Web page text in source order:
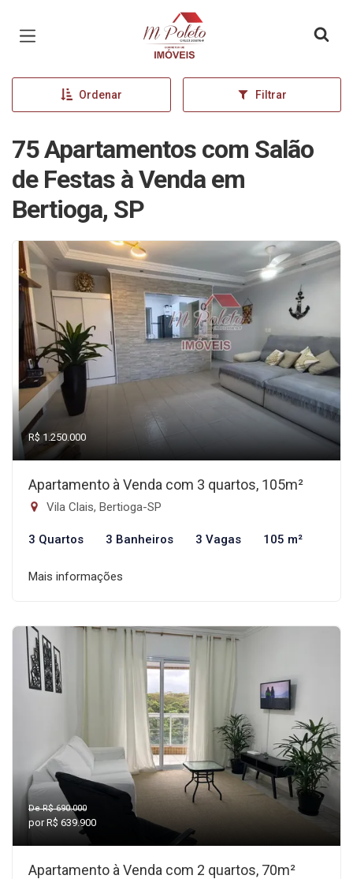
Página inicial
Ordenar Filtrar
75 Apartamentos com Salão
de Festas à Venda em
Bertioga, SP
R$ 1.250.000
Apartamento à Venda com 3 quartos, 105m²
Vila Clais, Bertioga-SP
3 Quartos 3 Banheiros 3 Vagas 105 m²
Mais informações
De R$ 690.000
por R$ 639.900
Apartamento à Venda com 2 quartos, 70m²